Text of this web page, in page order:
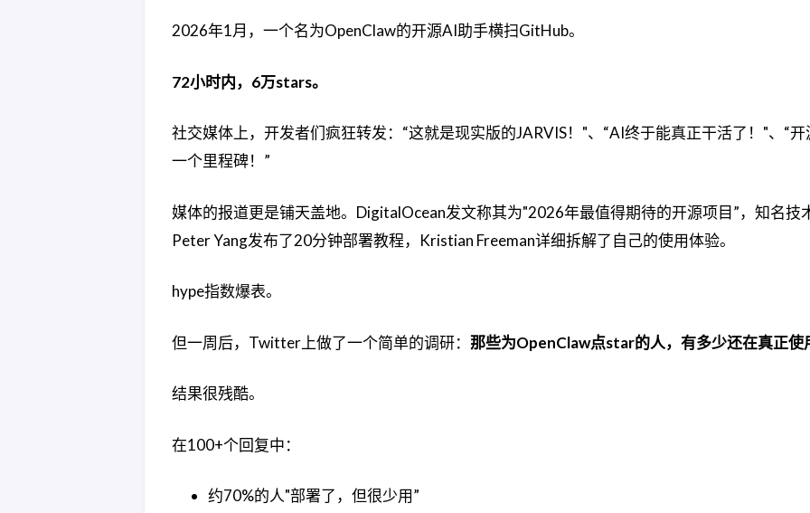
2026年1月，一个名为OpenClaw的开源AI助手横扫GitHub。
72小时内，6万stars。
社交媒体上，开发者们疯狂转发：“这就是现实版的JARVIS！"、“AI终于能真正干活了！"、“开
一个里程碑！”
媒体的报道更是铺天盖地。DigitalOcean发文称其为"2026年最值得期待的开源项目”，知名技
Peter Yang发布了20分钟部署教程，Kristian Freeman详细拆解了自己的使用体验。
hype指数爆表。
但一周后，Twitter上做了一个简单的调研： 那些为OpenClaw点star的人，有多少还在真正使
结果很残酷。
在100+个回复中：
约70%的人"部署了，但很少用”